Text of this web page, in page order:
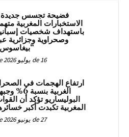
فضيحة تجسس
الاستخبارات المغربية
باستهداف شخصيات
وصحراوية وجزائرية
16 de يوليو de 2026
ارتفاع الهجمات في
الغربية بنسبة 6%
البوليساريو تؤكد أن
المغربية تكبدت أكبر
27 de يونيو de 2026